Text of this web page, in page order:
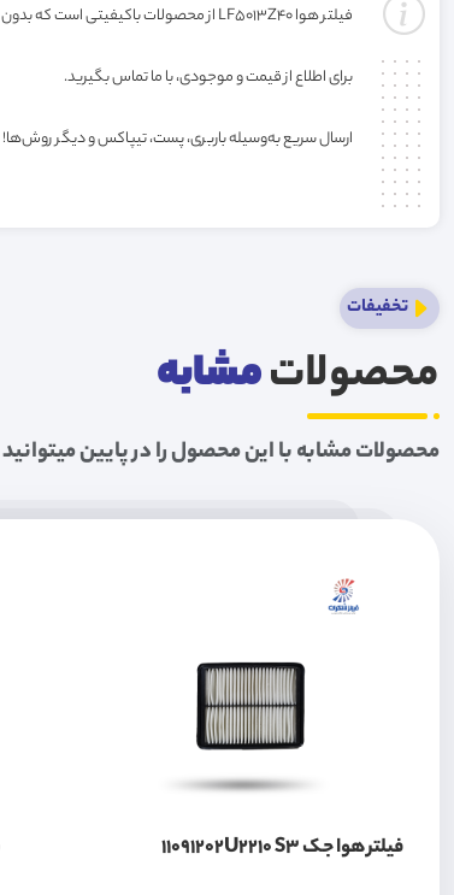
فیلتر هوا LF5013Z40 از محصولات باکیفیتی است که بدون گارانتی ارائه می‌شود. خرید این فیلتر به صورت عمده یا کارتنی شامل تخفیف ویژه فروشگاه می‌باشد.
برای اطلاع از قیمت و موجودی، با ما تماس بگیرید.
ارسال سریع به‌وسیله باربری، پست، تیپاکس و دیگر
تخفیفات
محصولاتمشابه
محصولات مشابه با این محصول را در پایین
فیلتر هوا جک 11091202U2210 S3